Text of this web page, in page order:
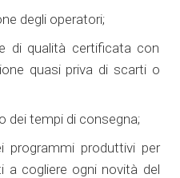
degli operatori;
di qualità certificata con
quasi priva di scarti o
dei tempi di consegna;
programmi produttivi per
a cogliere ogni novità del